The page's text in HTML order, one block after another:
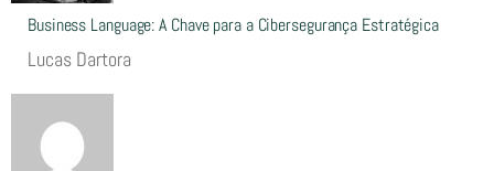
Business Language: A Chave para a Cibersegurança Estratégica
Lucas Dartora